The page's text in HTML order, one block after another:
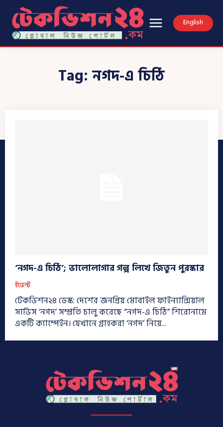
English
Tag: নগদ-এ চিঠি
‘নগদ-এ চিঠি’; ভালোলাগার গল্প লিখে জিতুন পুরস্কার
ইভেন্ট
টেকভিশন২৪ ডেস্ক: দেশের জনপ্রিয় মোবাইল ফাইন্যান্সিয়াল
সার্ভিস ‘নগদ’ সম্প্রতি চালু করেছে “নগদ-এ চিঠি” শিরোনামে
একটি ক্যাম্পেইন। যেখানে গ্রাহকরা ‘নগদ’ নিয়ে...